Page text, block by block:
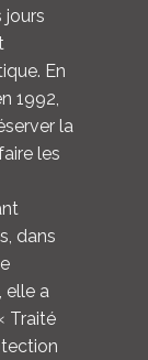
jours
En
1992,
la
les
dans
elle a
Traité